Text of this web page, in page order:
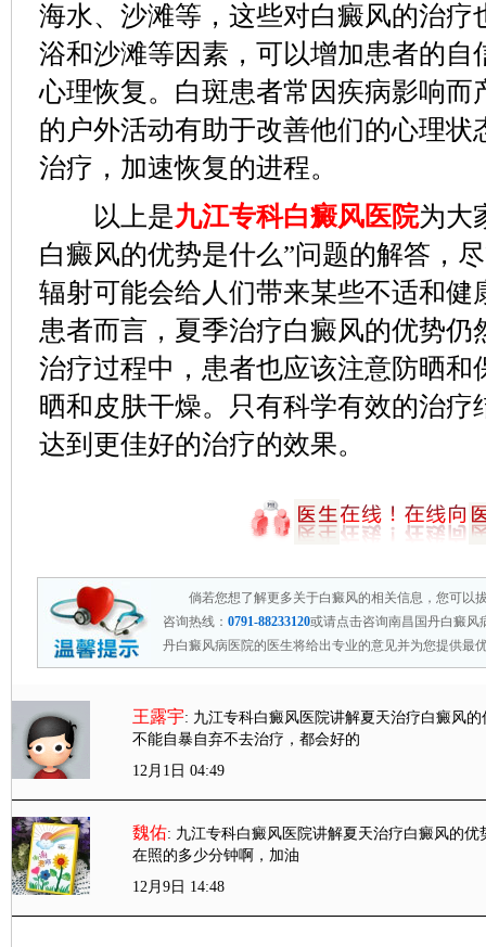
海水、沙滩等，这些对白癜风的治疗
浴和沙滩等因素，可以增加患者的自
心理恢复。白斑患者常因疾病影响而
的户外活动有助于改善他们的心理状
治疗，加速恢复的进程。
以上是九江专科白癜风医院为大
白癜风的优势是什么”问题的解答，
辐射可能会给人们带来某些不适和健
患者而言，夏季治疗白癜风的优势仍
治疗过程中，患者也应该注意防晒和
晒和皮肤干燥。只有科学有效的治疗
达到更佳好的治疗的效果。
倘若您想了解更多关于白癜风的相关信息，您可以
咨询热线： 0791-88233120或请点击咨询南昌国丹白癜风
丹白癜风病医院的医生将给出专业的意见并为您提供最
王露宇: 九江专科白癜风医院讲解夏天治疗白癜风的
不能自暴自弃不去治疗，都会好的
12月1日 04:49
魏佑: 九江专科白癜风医院讲解夏天治疗白癜风的优
在照的多少分钟啊，加油
12月9日 14:48